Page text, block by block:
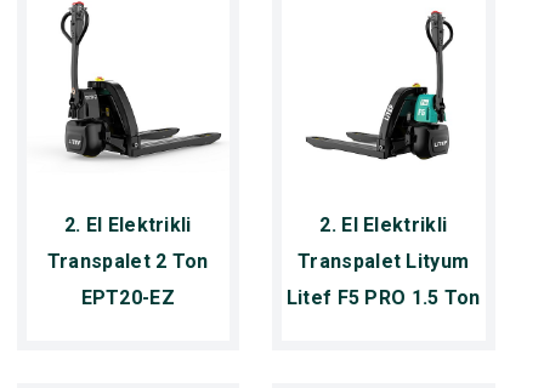
2. El Elektrikli
Transpalet 2 Ton
EPT20-EZ
2. El Elektrikli
Transpalet Lityum
Litef F5 PRO 1.5 Ton